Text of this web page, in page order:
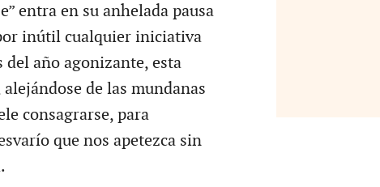
entra en su anhelada pausa
inútil cualquier iniciativa
año agonizante, esta
de las mundanas
consagrarse, para
que nos apetezca sin